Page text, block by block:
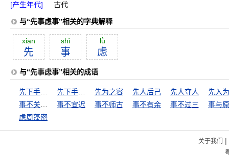
[产生年代]
古代
与“先事虑事”相关的字典解释
xiān
先
shì
事
lǜ
虑
与“先事虑事”相关的成语
先为之容 先人后己 先人夺人
先入
事不宜迟 事不师古 事不有余 事不过三
事与
虑周藻密
关于我们 |